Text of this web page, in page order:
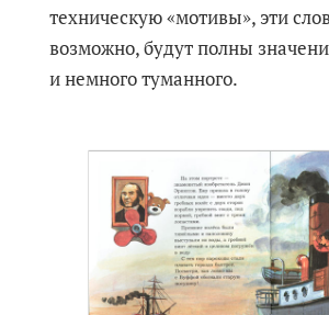
техническую «мотивы», эти
возможно, будут полны
и немного туманного.